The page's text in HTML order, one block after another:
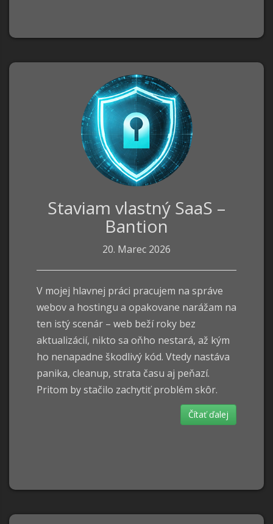
Staviam vlastný SaaS –
Bantion
20. Marec 2026
V mojej hlavnej práci pracujem na správe
webov a hostingu a opakovane narážam na
ten istý scenár – web beží roky bez
aktualizácií, nikto sa oňho nestará, až kým
ho nenapadne škodlivý kód. Vtedy nastáva
panika, cleanup, strata času aj peňazí.
Pritom by stačilo zachytiť problém skôr.
Čítať ďalej